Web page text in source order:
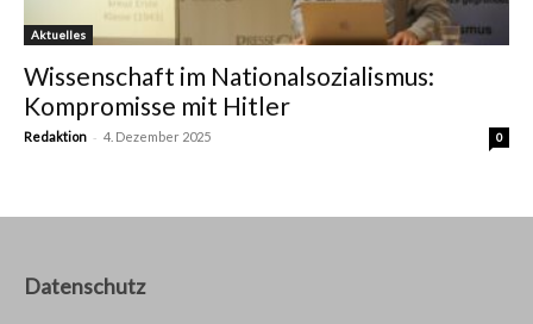
Aktuelles
Wissenschaft im Nationalsozialismus:
Kompromisse mit Hitler
Redaktion - 4. Dezember 2025 0
Datenschutz